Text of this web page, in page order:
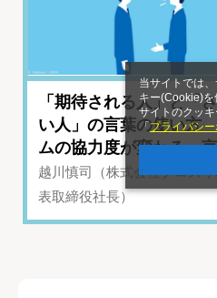
当サイトでは
キー(Cookie)を
サイトのクッ
「プライバシ
「期待される人」と「
い人」の言葉の使い方
ムの協力度が変わる一
越川慎司（株式会社クロス
表取締役社長）